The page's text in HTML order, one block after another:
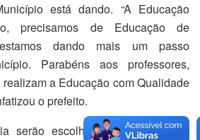
está dando. “A Educação
precisamos de Educação de
dando mais um passo
Parabéns aos professores,
a Educação com Qualidade
o prefeito.
serão escolhidos membros para